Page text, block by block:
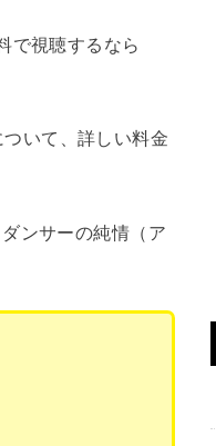
で視聴するなら
いて、詳しい料金
ンサーの純情（ア